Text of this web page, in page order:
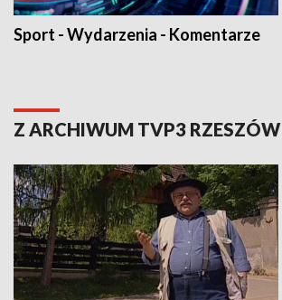
Sport - Wydarzenia - Komentarze
Z ARCHIWUM TVP3 RZESZÓW